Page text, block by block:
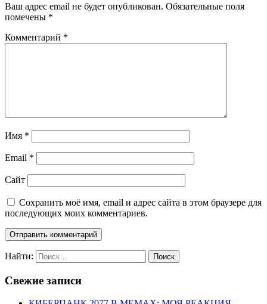
Ваш адрес email не будет опубликован. Обязательные поля
помечены *
Комментарий *
Имя *
Email *
Сайт
Сохранить моё имя, email и адрес сайта в этом браузере для
последующих моих комментариев.
Найти:
Свежие записи